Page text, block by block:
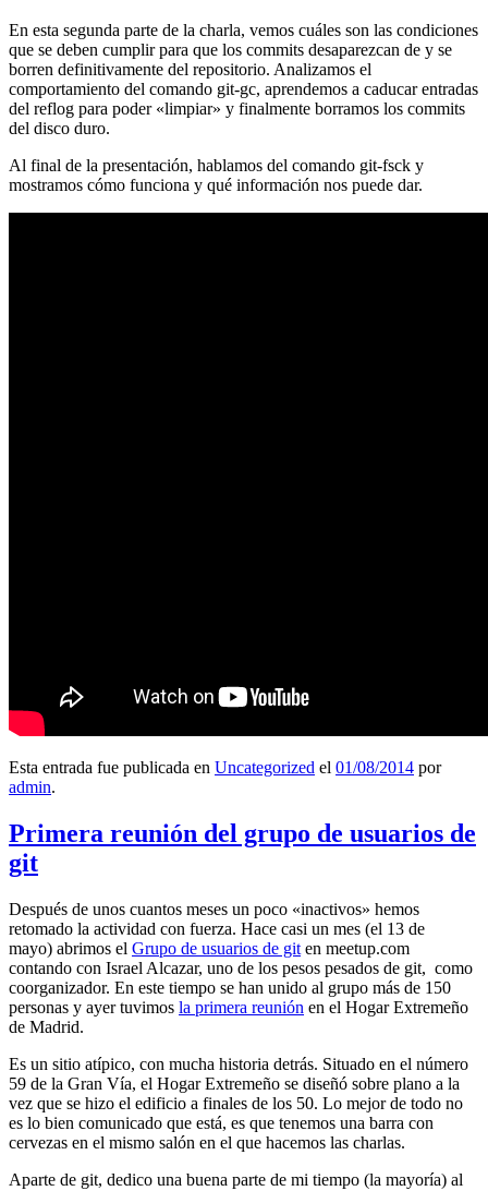
En esta segunda parte de la charla, vemos cuáles son las condiciones
que se deben cumplir para que los commits desaparezcan de y se
borren definitivamente del repositorio. Analizamos el
comportamiento del comando git-gc, aprendemos a caducar entradas
del reflog para poder «limpiar» y finalmente borramos los commits
del disco duro.
Al final de la presentación, hablamos del comando git-fsck y
mostramos cómo funciona y qué información nos puede dar.
Esta entrada fue publicada en Uncategorized el 01/08/2014 por
admin.
Primera reunión del grupo de usuarios de
git
Después de unos cuantos meses un poco «inactivos» hemos
retomado la actividad con fuerza. Hace casi un mes (el 13 de
mayo) abrimos el Grupo de usuarios de git en meetup.com
contando con Israel Alcazar, uno de los pesos pesados de git, como
coorganizador. En este tiempo se han unido al grupo más de 150
personas y ayer tuvimos la primera reunión en el Hogar Extremeño
de Madrid.
Es un sitio atípico, con mucha historia detrás. Situado en el número
59 de la Gran Vía, el Hogar Extremeño se diseñó sobre plano a la
vez que se hizo el edificio a finales de los 50. Lo mejor de todo no
es lo bien comunicado que está, es que tenemos una barra con
cervezas en el mismo salón en el que hacemos las charlas.
Aparte de git, dedico una buena parte de mi tiempo (la mayoría) al